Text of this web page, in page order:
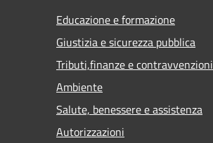
Educazione e formazione
Giustizia e sicurezza pubblica
Tributi,finanze e contravvenzioni
Ambiente
Salute, benessere e assistenza
Autorizzazioni